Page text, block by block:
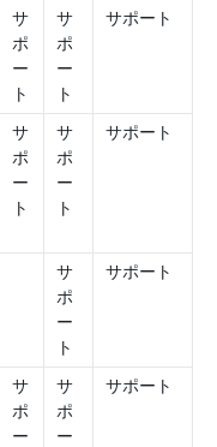
サ
ポ
ー
ト
サ
ポ
ー
ト
サポート
サ
ポ
ー
ト
サ
ポ
ー
ト
サポート
サ
ポ
ー
ト
サポート
サ
ポ
ー
サ
ポ
ー
サポート